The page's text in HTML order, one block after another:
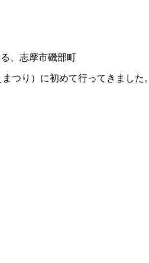
、志摩市磯部町
つり）に初めて行ってきました。